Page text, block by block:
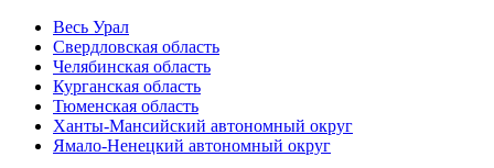
Весь Урал
Свердловская область
Челябинская область
Курганская область
Тюменская область
Ханты-Мансийский автономный округ
Ямало-Ненецкий автономный округ